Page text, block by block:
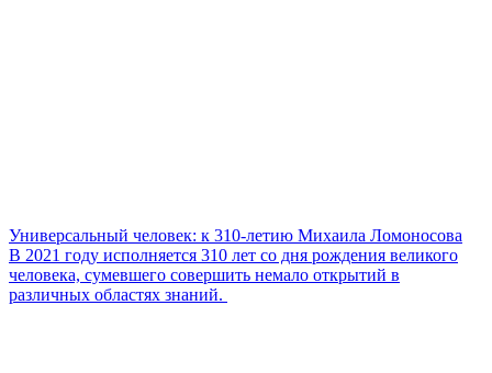
Универсальный человек: к 310-летию Михаила Ломоносова
В 2021 году исполняется 310 лет со дня рождения великого
человека, сумевшего совершить немало открытий в
различных областях знаний.